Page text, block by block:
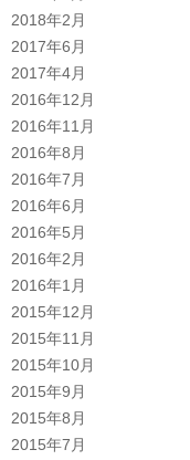
2018年2月
2017年6月
2017年4月
2016年12月
2016年11月
2016年8月
2016年7月
2016年6月
2016年5月
2016年2月
2016年1月
2015年12月
2015年11月
2015年10月
2015年9月
2015年8月
2015年7月